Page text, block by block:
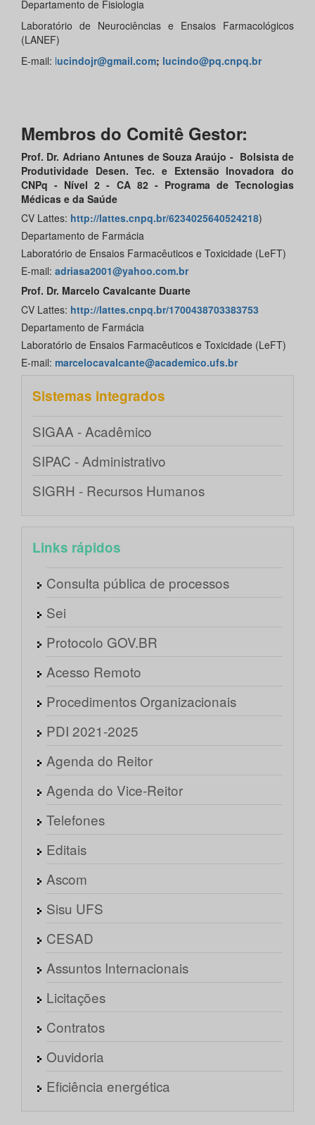
Departamento de Fisiologia
Laboratório de Neurociências e Ensaios Farmacológicos
(LANEF)
E-mail: lucindojr@gmail.com; lucindo@pq.cnpq.br
Membros do Comitê Gestor:
Prof. Dr. Adriano Antunes de Souza Araújo - Bolsista de
Produtividade Desen. Tec. e Extensão Inovadora do
CNPq - Nível 2 - CA 82 - Programa de Tecnologias
Médicas e da Saúde
CV Lattes: http://lattes.cnpq.br/6234025640524218)
Departamento de Farmácia
Laboratório de Ensaios Farmacêuticos e Toxicidade (LeFT)
E-mail: adriasa2001@yahoo.com.br
Prof. Dr. Marcelo Cavalcante Duarte
CV Lattes: http://lattes.cnpq.br/1700438703383753
Departamento de Farmácia
Laboratório de Ensaios Farmacêuticos e Toxicidade (LeFT)
E-mail: marcelocavalcante@academico.ufs.br
Sistemas integrados
SIGAA - Acadêmico
SIPAC - Administrativo
SIGRH - Recursos Humanos
Links rápidos
Consulta pública de processos
Sei
Protocolo GOV.BR
Acesso Remoto
Procedimentos Organizacionais
PDI 2021-2025
Agenda do Reitor
Agenda do Vice-Reitor
Telefones
Editais
Ascom
Sisu UFS
CESAD
Assuntos Internacionais
Licitações
Contratos
Ouvidoria
Eficiência energética